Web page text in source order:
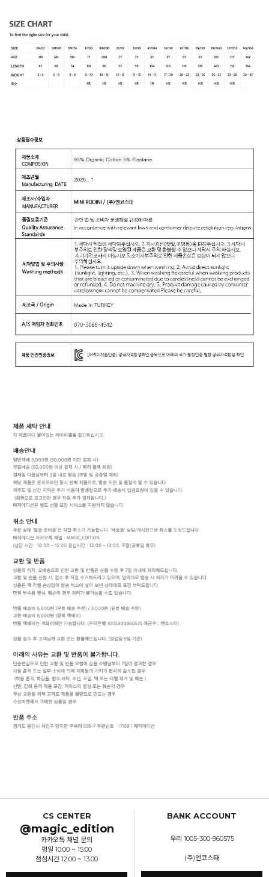
CS CENTER
@magic_edition
카카오톡 채널 문의
평일 10:00 ~ 15:00
점심시간 12:00 ~ 13:00
BANK ACCOUNT
우리 1005-300-960575
(주)엔코스타